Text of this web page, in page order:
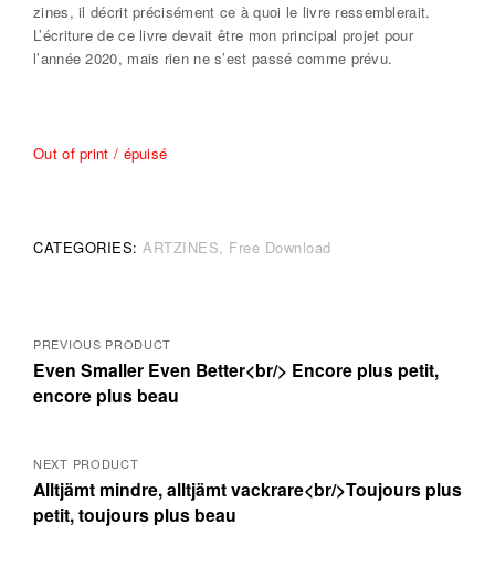
zines, il décrit précisément ce à quoi le livre ressemblerait.
L’écriture de ce livre devait être mon principal projet pour
l’année 2020, mais rien ne s’est passé comme prévu.
Out of print / épuisé
CATEGORIES: ARTZINES Free Download
Posts
navigation
PREVIOUS PRODUCT
Even Smaller Even Better<br/> Encore plus petit,
encore plus beau
NEXT PRODUCT
Alltjämt mindre, alltjämt vackrare<br/>Toujours plus
petit, toujours plus beau